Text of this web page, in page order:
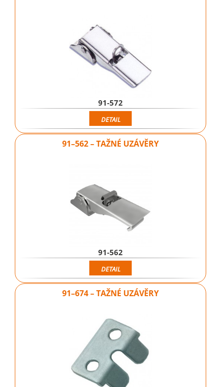
91-572
DETAIL
91–562 – TAŽNÉ UZÁVĚRY
91-562
DETAIL
91–674 – TAŽNÉ UZÁVĚRY